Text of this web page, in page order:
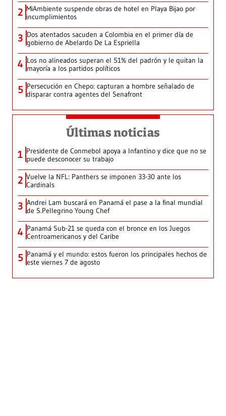
2 MiAmbiente suspende obras de hotel en Playa Bijao por
incumplimientos
3 Dos atentados sacuden a Colombia en el primer día de
gobierno de Abelardo De La Espriella
4 Los no alineados superan el 51% del padrón y le quitan la
mayoría a los partidos políticos
5 Persecución en Chepo: capturan a hombre señalado de
disparar contra agentes del Senafront
Últimas noticias
1 Presidente de Conmebol apoya a Infantino y dice que no se
puede desconocer su trabajo
2 Vuelve la NFL: Panthers se imponen 33-30 ante los
Cardinals
3 Andrei Lam buscará en Panamá el pase a la final mundial
de S.Pellegrino Young Chef
4 Panamá Sub-21 se queda con el bronce en los Juegos
Centroamericanos y del Caribe
5 Panamá y el mundo: estos fueron los principales hechos de
este viernes 7 de agosto